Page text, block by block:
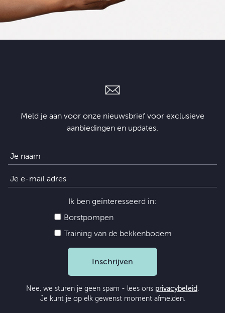
Meld je aan voor onze nieuwsbrief voor exclusieve
aanbiedingen en updates.
Ik ben geïnteresseerd in:
Borstpompen
Training van de bekkenbodem
Inschrijven
Nee, we sturen je geen spam - lees ons privacybeleid .
Je kunt je op elk gewenst moment afmelden.